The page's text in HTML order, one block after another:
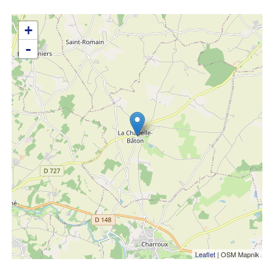
+
-
Leaflet | OSM Mapnik